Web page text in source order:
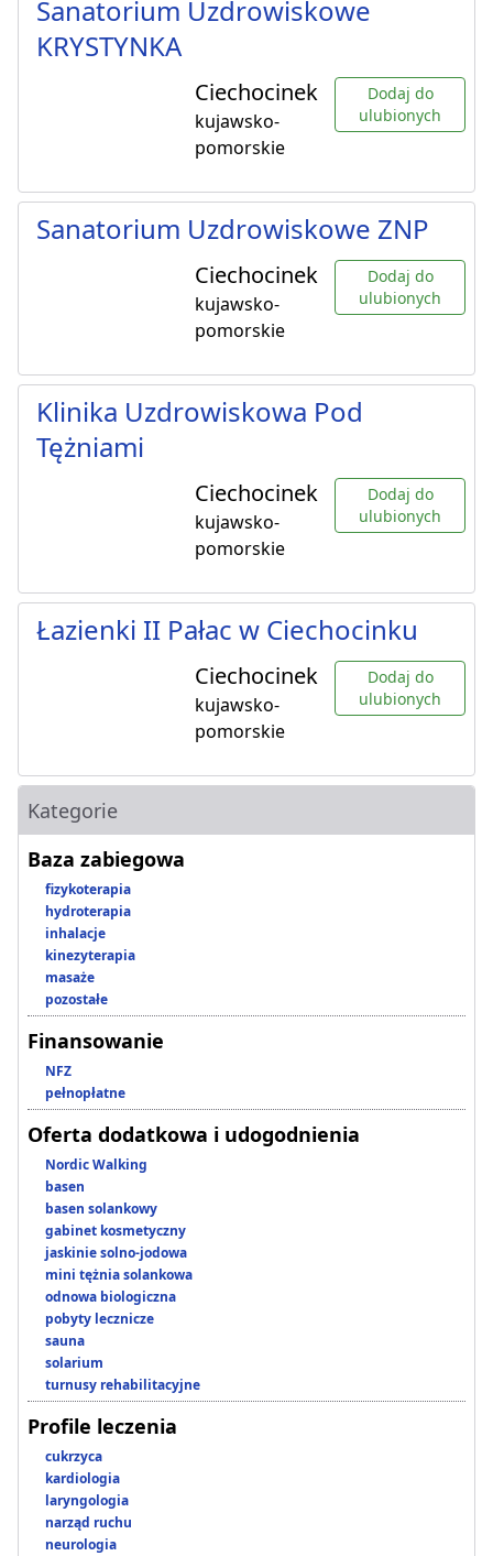
Sanatorium Uzdrowiskowe
KRYSTYNKA
Ciechocinek
kujawsko-
pomorskie
Dodaj do
ulubionych
Sanatorium Uzdrowiskowe ZNP
Ciechocinek
kujawsko-
pomorskie
Dodaj do
ulubionych
Klinika Uzdrowiskowa Pod
Tężniami
Ciechocinek
kujawsko-
pomorskie
Dodaj do
ulubionych
Łazienki II Pałac w Ciechocinku
Ciechocinek
kujawsko-
pomorskie
Dodaj do
ulubionych
Kategorie
Baza zabiegowa
fizykoterapia
hydroterapia
inhalacje
kinezyterapia
masaże
pozostałe
Finansowanie
NFZ
pełnopłatne
Oferta dodatkowa i udogodnienia
Nordic Walking
basen
basen solankowy
gabinet kosmetyczny
jaskinie solno-jodowa
mini tężnia solankowa
odnowa biologiczna
pobyty lecznicze
sauna
solarium
turnusy rehabilitacyjne
Profile leczenia
cukrzyca
kardiologia
laryngologia
narząd ruchu
neurologia